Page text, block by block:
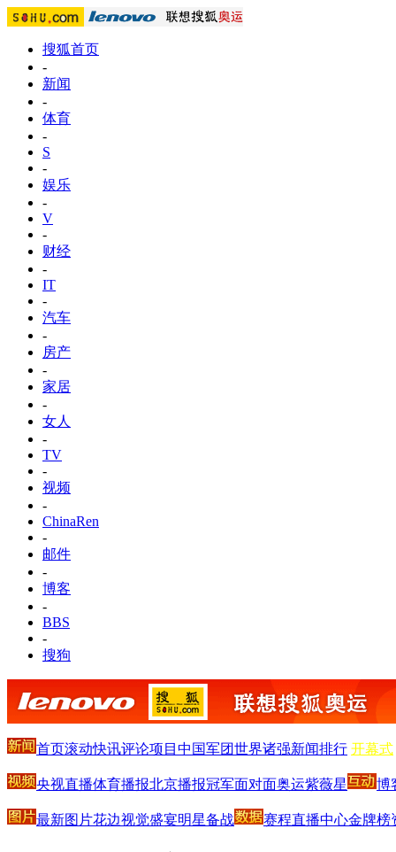
搜狐首页
-
新闻
-
体育
-
S
-
娱乐
-
V
-
财经
-
IT
-
汽车
-
房产
-
家居
-
女人
-
TV
-
视频
-
ChinaRen
-
邮件
-
博客
-
BBS
-
搜狗
首页滚动快讯评论项目 中国军团世界诸强新闻排行 开幕式
央视直播体育播报北京播报冠军面对面奥运紫薇星 博
最新图片花边视觉盛宴明星备战 赛程直播中心金牌榜